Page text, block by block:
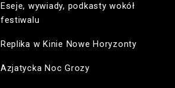
Eseje, wywiady, podkasty wokół
festiwalu
Replika w Kinie Nowe Horyzonty
Azjatycka Noc Grozy